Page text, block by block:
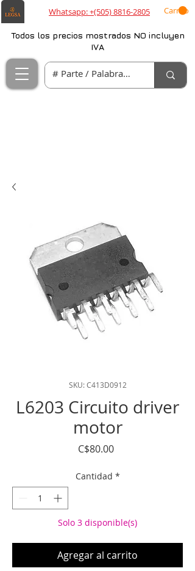
Whatsapp: +(505) 8816-2805 Carrito
Todos los precios mostrados NO incluyen
IVA
SKU: C413D0912
L6203 Circuito driver
motor
C$80.00Precio
Cantidad *
Solo 3 disponible(s)
Agregar al carrito